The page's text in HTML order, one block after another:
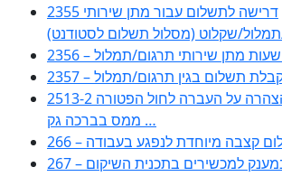
2355 דרישה לתשלום עבור מתן שירותי
שקלוט (מסלול תשלום לסטודנט)
שעות מתן שירותי תרגום/תמלול
קבלת תשלום בגין תרגום/תמלול
2513-2 טופס חדש הצהרה על העברה לחול הפטורה
ממס בברכה גק …
קצבה מיוחדת לנפגע בעבודה
במענק למכשירים בתכנית השיקום